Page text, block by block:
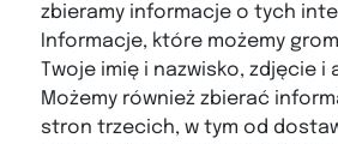
zbieramy informacje o tych
Informacje, które możemy
Twoje imię i nazwisko, zdjęcie i
Możemy również zbierać
stron trzecich, w tym od